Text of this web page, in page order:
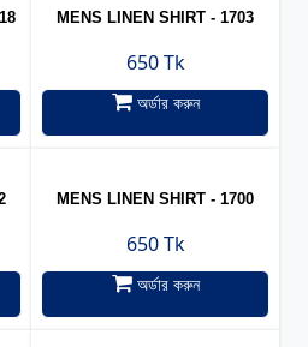
MENS LINEN SHIRT - 1703
650 Tk
অর্ডার করুন
MENS LINEN SHIRT - 1700
650 Tk
অর্ডার করুন